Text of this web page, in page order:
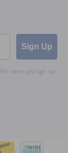
Sign Up
when you sign up.